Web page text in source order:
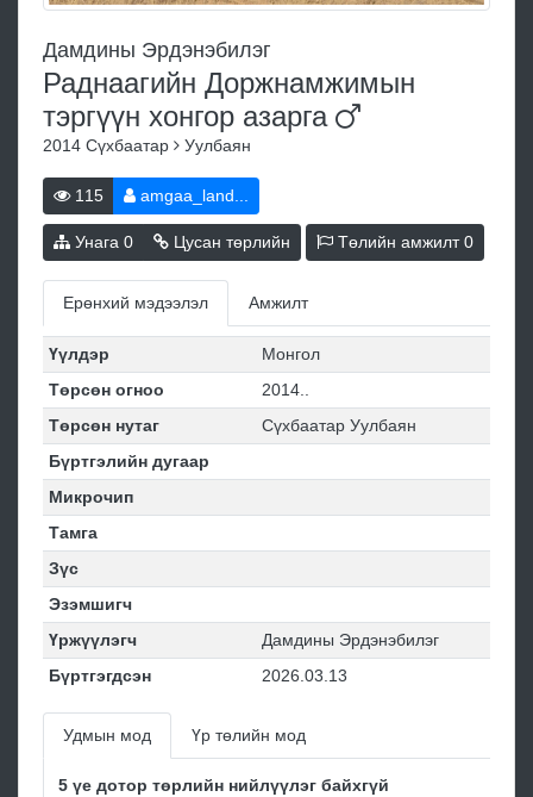
Дамдины Эрдэнэбилэг
Раднаагийн Доржнамжимын
тэргүүн хонгор азарга
2014 Сүхбаатар Уулбаян
115 amgaa_land...
Унага 0 Цусан төрлийн Төлийн амжилт0
Ерөнхий мэдээлэл Амжилт
Үүлдэр
Монгол
Төрсөн огноо
2014..
Төрсөн нутаг
Сүхбаатар Уулбаян
Бүртгэлийн дугаар
Микрочип
Тамга
Зүс
Эзэмшигч
Үржүүлэгч
Дамдины Эрдэнэбилэг
Бүртгэгдсэн
2026.03.13
Удмын мод Үр төлийн мод
5 үе дотор төрлийн нийлүүлэг байхгүй